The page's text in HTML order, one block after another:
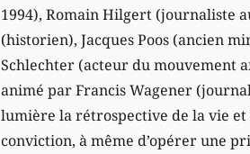
1994), Romain Hilgert (journaliste
(historien), Jacques Poos (ancien
Schlechter (acteur du mouvement
animé par Francis Wagener
lumière la rétrospective de la vie
conviction, à même d’opérer une